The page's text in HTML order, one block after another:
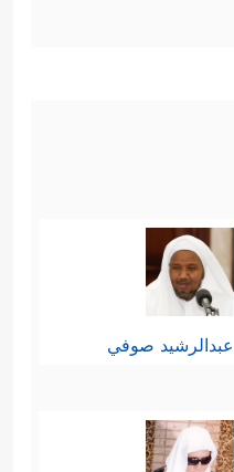
عبدالرشيد صوفي